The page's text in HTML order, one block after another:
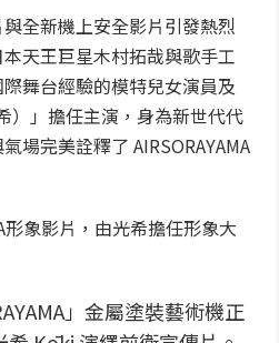
全新機上安全影片引發熱烈
天王巨星木村拓哉與歌手工
舞台經驗的模特兒女演員及
）」擔任主演，身為新世代代
場完美詮釋了 AIRSORAYAMA
形象影片，由光希擔任形象大